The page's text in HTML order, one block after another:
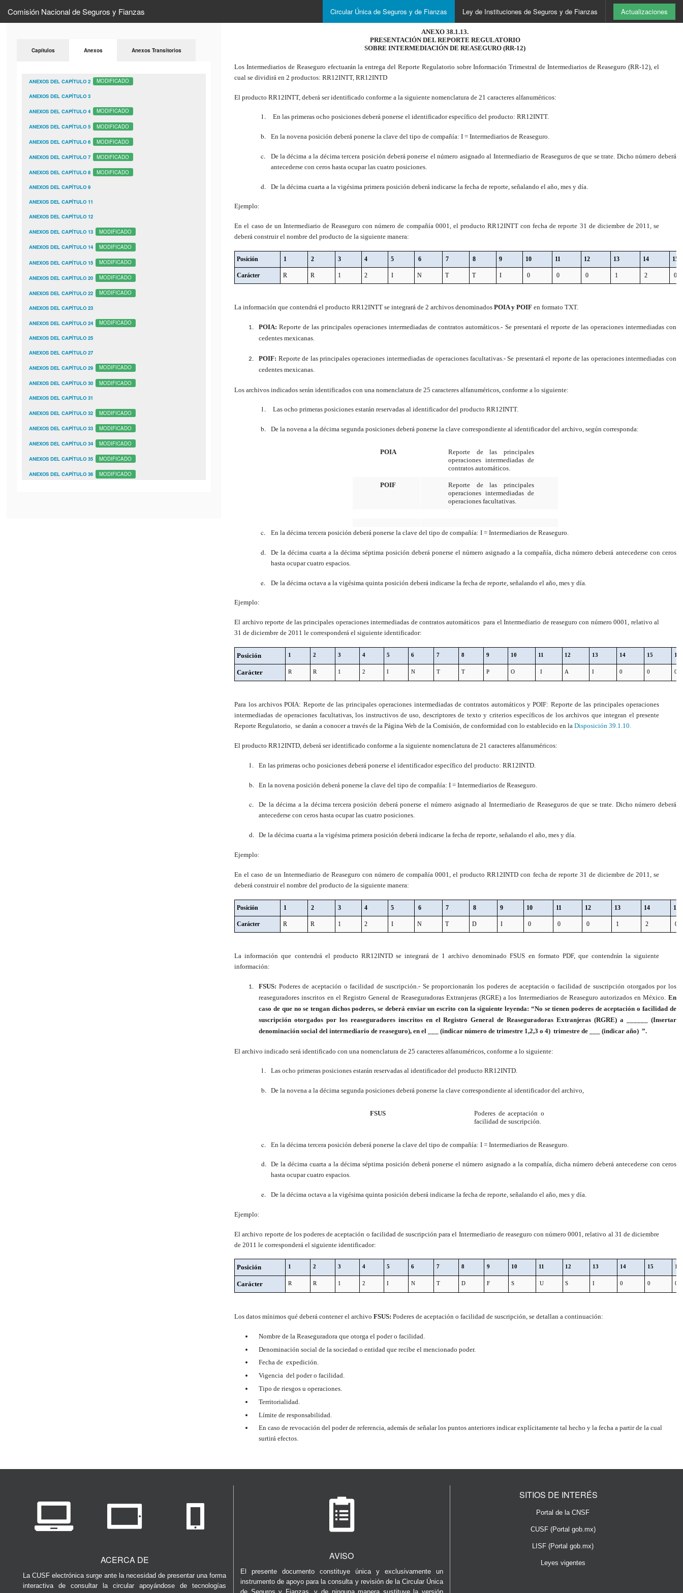
Comisión Nacional de Seguros y Fianzas Circular Única de Seguros y de Fianzas Ley de Instituciones de Seguros y de Fianzas Actualizaciones
Capítulos Anexos Anexos Transitorios
ANEXOS DEL CAPÍTULO 2 MODIFICADO
ANEXOS DEL CAPÍTULO 3
ANEXOS DEL CAPÍTULO 4 MODIFICADO
ANEXOS DEL CAPÍTULO 5 MODIFICADO
ANEXOS DEL CAPÍTULO 6 MODIFICADO
ANEXOS DEL CAPÍTULO 7 MODIFICADO
ANEXOS DEL CAPÍTULO 8 MODIFICADO
ANEXOS DEL CAPÍTULO 9
ANEXOS DEL CAPÍTULO 11
ANEXOS DEL CAPÍTULO 12
ANEXOS DEL CAPÍTULO 13 MODIFICADO
ANEXOS DEL CAPÍTULO 14 MODIFICADO
ANEXOS DEL CAPÍTULO 15 MODIFICADO
ANEXOS DEL CAPÍTULO 20 MODIFICADO
ANEXOS DEL CAPÍTULO 22 MODIFICADO
ANEXOS DEL CAPÍTULO 23
ANEXOS DEL CAPÍTULO 24 MODIFICADO
ANEXOS DEL CAPÍTULO 25
ANEXOS DEL CAPÍTULO 27
ANEXOS DEL CAPÍTULO 29 MODIFICADO
ANEXOS DEL CAPÍTULO 30 MODIFICADO
ANEXOS DEL CAPÍTULO 31
ANEXOS DEL CAPÍTULO 32 MODIFICADO
ANEXOS DEL CAPÍTULO 33 MODIFICADO
ANEXOS DEL CAPÍTULO 34 MODIFICADO
ANEXOS DEL CAPÍTULO 35 MODIFICADO
ANEXOS DEL CAPÍTULO 36 MODIFICADO
ANEXO 38.1.13.
PRESENTACIÓN DEL REPORTE REGULATORIO
SOBREINTERMEDIACIÓN DE REASEGURO (RR-12)
Los Intermediarios de Reaseguro efectuarán la entrega del Reporte Regulatorio sobre Información Trimestral de Intermediarios de Reaseguro (RR-12), el
cual se dividirá en 2 productos: RR12INTT, RR12INTD
El producto RR12INTT, deberá ser identificado conforme a la siguiente nomenclatura de 21 caracteres alfanuméricos:
En las primeras ocho posiciones deberá ponerse el identificador específico del producto: RR12INTT.
En la novena posición deberá ponerse la clave del tipo de compañía: I = Intermediarios de Reaseguro.
De la décima a la décima tercera posición deberá ponerse el número asignado al Intermediario de Reaseguros de que se trate. Dicho número deberá
antecederse con ceros hasta ocupar las cuatro posiciones.
De la décima cuarta a la vigésima primera posición deberá indicarse la fecha de reporte, señalando el año, mes y día.
Ejemplo:
En el caso de un Intermediario de Reaseguro con número de compañía 0001, el producto RR12INTT con fecha de reporte 31 de diciembre de 2011, se
deberá construir el nombre del producto de la siguiente manera:
Posición 1 2 3 4 5 6 7 8 9 10 11 12 13 14 15
Carácter R R 1 2 I N T T I 0 0 0 1 2 0
La información que contendrá el producto RR12INTT se integrará de 2 archivos denominadosPOIA y POIF en formato TXT.
POIA:Reporte de las principales operaciones intermediadas de contratos automáticos.- Se presentará el reporte de las operaciones intermediadas con
cedentes mexicanas.
POIF: Reporte de las principales operaciones intermediadas de operaciones facultativas.- Se presentará el reporte de las operaciones intermediadas con
cedentes mexicanas.
Los archivos indicados serán identificados con una nomenclatura de 25 caracteres alfanuméricos, conforme a lo siguiente:
Las ocho primeras posiciones estarán reservadas al identificador del producto RR12INTT.
De la novena a la décima segunda posiciones deberá ponerse la clave correspondiente al identificador del archivo, según corresponda:
POIA
Reporte de las principales
operaciones intermediadas de
contratos automáticos.
POIF
Reporte de las principales
operaciones intermediadas de
operaciones facultativas.
En la décima tercera posicióndeberá ponerse la clave del tipo de compañía: I = Intermediarios de Reaseguro.
De la décima cuarta a la décima séptima posición deberá ponerse el número asignado a la compañía, dicha número deberá antecederse con ceros
hasta ocupar cuatro espacios.
De la décima octava a la vigésima quinta posición deberá indicarse la fecha de reporte, señalando el año, mes y día.
Ejemplo:
El archivo reporte de las principales operaciones intermediadas de contratos automáticos para el Intermediario de reaseguro con número 0001, relativo al
31 de diciembre de 2011 le corresponderá el siguiente identificador:
Posición 1 2 3 4 5 6 7 8 9 10 11 12 13 14 15 16
Carácter R R 1 2 I N T T P O I A I 0 0 0
Para los archivos POIA: Reporte de las principales operaciones intermediadas de contratos automáticos y POIF: Reporte de las principales operaciones
intermediadas de operaciones facultativas, los instructivos de uso, descriptores de texto y criterios específicos de los archivos que integran el presente
Reporte Regulatorio, se darán a conocer a través de la Página Web de la Comisión, de conformidad con lo establecido en laDisposición 39.1.10.
El producto RR12INTD, deberá ser identificado conforme a la siguiente nomenclatura de 21 caracteres alfanuméricos:
En las primeras ocho posiciones deberá ponerse el identificador específico del producto: RR12INTD.
En la novena posición deberá ponerse la clave del tipo de compañía: I = Intermediarios de Reaseguro.
De la décima a la décima tercera posición deberá ponerse el número asignado al Intermediario de Reaseguros de que se trate. Dicho número deberá
antecederse con ceros hasta ocupar las cuatro posiciones.
De la décima cuarta a la vigésima primera posición deberá indicarse la fecha de reporte, señalando el año, mes y día.
Ejemplo:
En el caso de un Intermediario de Reaseguro con número de compañía 0001, el producto RR12INTD con fecha de reporte 31 de diciembre de 2011, se
deberá construir el nombre del producto de la siguiente manera:
Posición 1 2 3 4 5 6 7 8 9 10 11 12 13 14 15
Carácter R R 1 2 I N T D I 0 0 0 1 2 0
La información que contendrá el producto RR12INTD se integrará de 1 archivo denominado FSUS en formato PDF, que contendrán la siguiente
información:
FSUS: Poderes de aceptación o facilidad de suscripción.- Se proporcionarán los poderes de aceptación o facilidad de suscripción otorgados por los
reaseguradores inscritos en el Registro General de Reaseguradoras Extranjeras (RGRE) a los Intermediarios de Reaseguro autorizados en México. En
caso de que no se tengan dichos poderes, se deberá enviar un escrito con la siguiente leyenda: “No se tienen poderes de aceptación o facilidad de
suscripción otorgados por los reaseguradores inscritos en el Registro General de Reaseguradoras Extranjeras (RGRE) a ______ (Insertar
denominación social del intermediario de reaseguro), en el ___ (indicar número de trimestre 1,2,3 o 4) trimestre de ___ (indicar año) ”.
El archivo indicado será identificado con una nomenclatura de 25 caracteres alfanuméricos, conforme a lo siguiente:
Las ocho primeras posiciones estarán reservadas al identificador del producto RR12INTD.
De la novena a la décima segunda posiciones deberá ponerse la clave correspondiente al identificador del archivo,
FSUS
Poderes de aceptación o
facilidad de suscripción.
En la décima terceraposición deberá ponerse la clave del tipo de compañía: I = Intermediarios de Reaseguro.
De la décima cuarta a la décima séptima posición deberá ponerse el número asignado a la compañía, dicha número deberá antecederse con ceros
hasta ocupar cuatro espacios.
De la décima octava a la vigésima quinta posición deberá indicarse la fecha de reporte, señalando el año, mes y día.
Ejemplo:
El archivo reporte de los poderes de aceptación o facilidad de suscripción para el Intermediario de reaseguro con número 0001, relativo al 31 de diciembre
de 2011 le corresponderá el siguiente identificador:
Posición 1 2 3 4 5 6 7 8 9 10 11 12 13 14 15 16
Carácter R R 1 2 I N T D F S U S I 0 0 0
Los datos mínimos qué deberá contener el archivoFSUS:Poderes de aceptación o facilidad de suscripción, se detallan a continuación:
Nombre de la Reaseguradora que otorga el poder o facilidad.
Denominación social de la sociedad o entidad que recibe el mencionado poder.
Fecha de expedición.
Vigencia del poder o facilidad.
Tipo de riesgos u operaciones.
Territorialidad.
Límite de responsabilidad.
En caso de revocación del poder de referencia, además de señalar los puntos anteriores indicar explícitamente tal hecho y la fecha a partir de la cual
surtirá efectos.
ACERCA DE
La CUSF electrónica surge ante la necesidad de presentar una forma
interactiva de consultar la circular apoyándose de tecnologías
AVISO
El presente documento constituye única y exclusivamente un
instrumento de apoyo para la consulta y revisión de la Circular Única
SITIOS DE INTERÉS
Portal de la CNSF
CUSF (Portal gob.mx)
LISF (Portal gob.mx)
Leyes vigentes